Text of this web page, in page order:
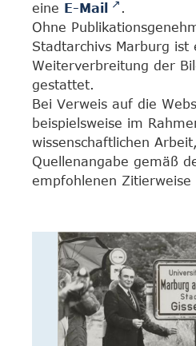
eine E-Mail
.
Ohne
Stadtarchivs Marburg ist
Weiterverbreitung der
gestattet.
Bei Verweis auf die
beispielsweise im
wissenschaftlichen
Quellenangabe gemäß
empfohlenen Zitierweise